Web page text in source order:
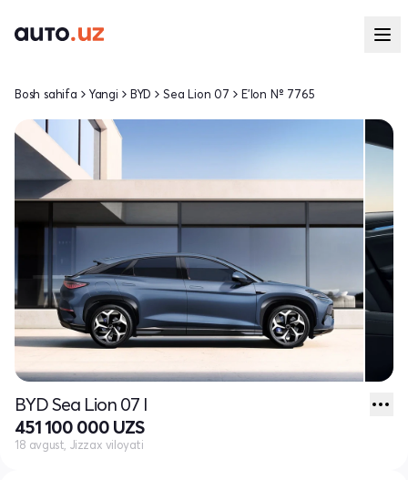
Bosh sahifa Yangi BYD Sea Lion 07 E'lon № 7765
BYD Sea Lion 07 I
451 100 000 UZS
18 avgust, Jizzax viloyati